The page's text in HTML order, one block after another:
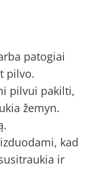
patogiai
pilvo.
pilvui pakilti,
žemyn.
kad
ir